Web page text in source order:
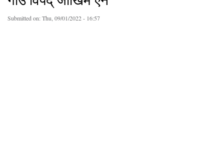
Submitted on:Thu, 09/01/2022 - 16:57